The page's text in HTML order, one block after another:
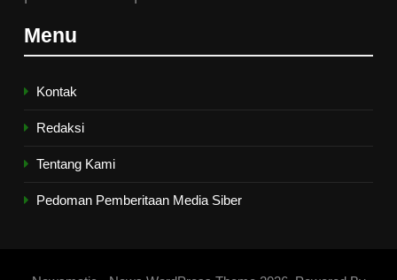
Kopi Beneran Versus Kopi Darat
8
HIKMAH
Mahasiswa dan Santri Serukan
Menu
Kontak
Redaksi
Tentang Kami
Pedoman Pemberitaan Media Siber